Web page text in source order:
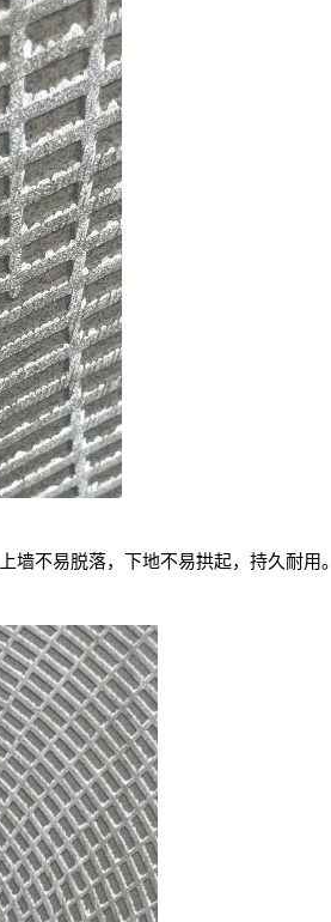
不易脱落，下地不易拱起，持久耐用。